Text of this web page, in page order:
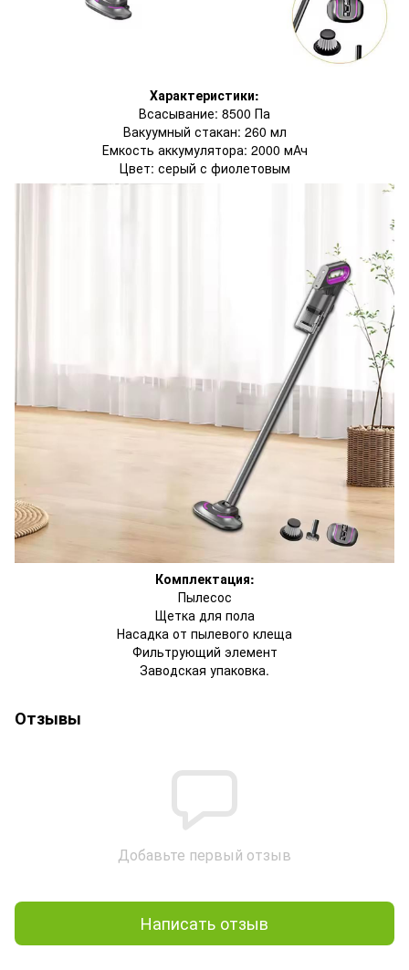
Характеристики:
Всасывание: 8500 Па
Вакуумный стакан: 260 мл
Емкость аккумулятора: 2000 мАч
Цвет: серый с фиолетовым
Комплектация:
Пылесос
Щетка для пола
Насадка от пылевого клеща
Фильтрующий элемент
Заводская упаковка.
Отзывы
Добавьте первый отзыв
Написать отзыв